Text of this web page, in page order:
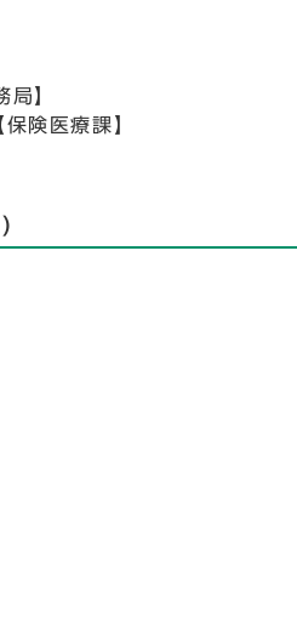
】
険医療課】